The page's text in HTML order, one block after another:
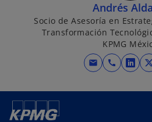
Andrés
Socio de Asesoría en
Transformación
KPMG
mail call
s